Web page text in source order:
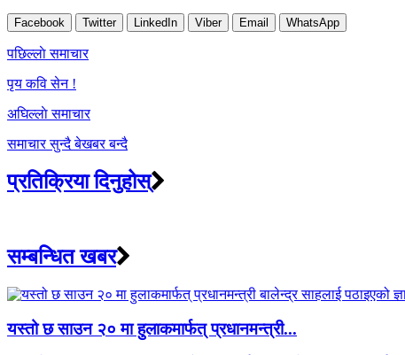
Facebook Twitter LinkedIn Viber Email WhatsApp
Post
navigation
पछिल्लाे समाचार
पृय कवि सेन !
अघिल्लाे समाचार
समाचार सुन्दै बेखबर बन्दै
प्रतिक्रिया दिनुहोस्
सम्बन्धित खबर
यस्तो छ साउन २० मा हुलाकमार्फत् प्रधानमन्त्री...